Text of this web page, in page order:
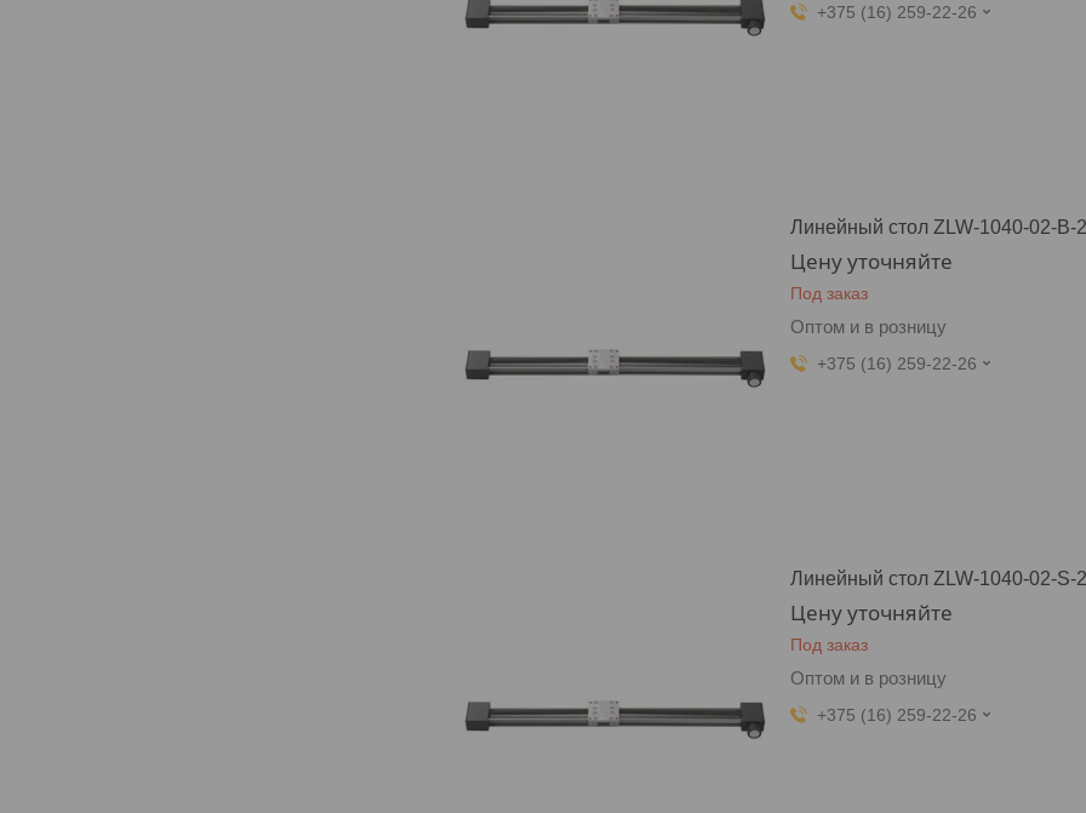
+375 (16) 259-22-26
Линейный стол ZLW-1040-02-B-
Цену уточняйте
Под заказ
Оптом и в розницу
+375 (16) 259-22-26
Линейный стол ZLW-1040-02-S-
Цену уточняйте
Под заказ
Оптом и в розницу
+375 (16) 259-22-26